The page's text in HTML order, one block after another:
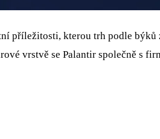
příležitosti, kterou trh podle býků
vrstvě se Palantir společně s